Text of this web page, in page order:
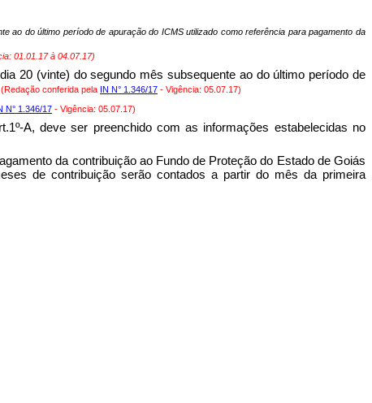
ao do último período de apuração do ICMS utilizado como referência para pagamento da
01.01.17 à 04.07.17)
20 (vinte) do segundo mês subsequente ao do último período de
(Redação conferida pela IN N° 1.346/17 - Vigência: 05.07.17)
N° 1.346/17- Vigência: 05.07.17)
A, deve ser preenchido com as informações estabelecidas no
da contribuição ao Fundo de Proteção do Estado de Goiás
de contribuição serão contados a partir do mês da primeira